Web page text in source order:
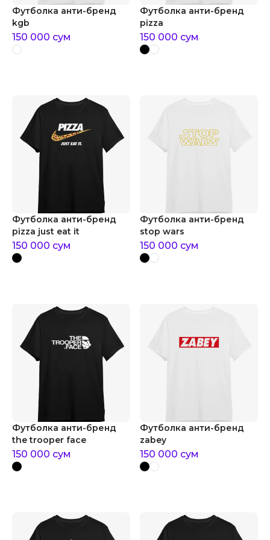
Футболка анти-бренд
kgb
150 000 сум
Футболка анти-бренд
pizza
150 000 сум
Футболка анти-бренд
pizza just eat it
150 000 сум
Футболка анти-бренд
stop wars
150 000 сум
Футболка анти-бренд
the trooper face
150 000 сум
Футболка анти-бренд
zabey
150 000 сум